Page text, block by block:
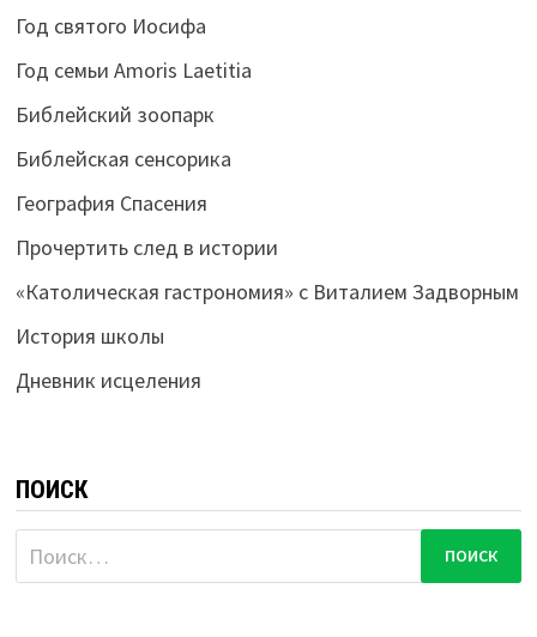
Год святого Иосифа
Год семьи Amoris Laetitia
Библейский зоопарк
Библейская сенсорика
География Спасения
Прочертить след в истории
«Католическая гастрономия» с Виталием Задворным
История школы
Дневник исцеления
ПОИСК
Найти: